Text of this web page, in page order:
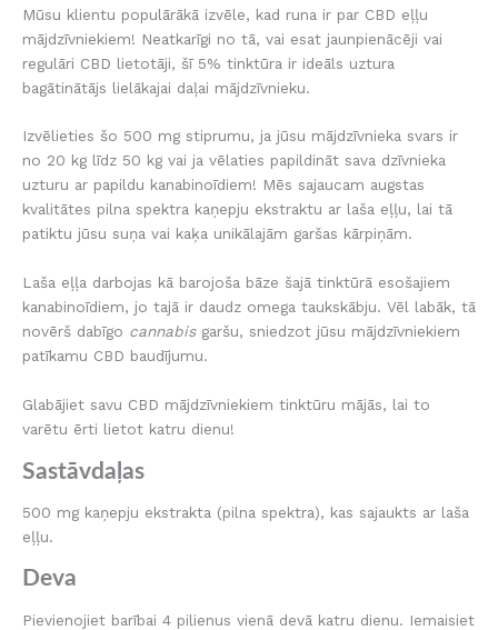
Mūsu klientu populārākā izvēle, kad runa ir par CBD eļļu
mājdzīvniekiem! Neatkarīgi no tā, vai esat jaunpienācēji vai
regulāri CBD lietotāji, šī 5% tinktūra ir ideāls uztura
bagātinātājs lielākajai daļai mājdzīvnieku.
Izvēlieties šo 500 mg stiprumu, ja jūsu mājdzīvnieka svars ir
no 20 kg līdz 50 kg vai ja vēlaties papildināt sava dzīvnieka
uzturu ar papildu kanabinoīdiem! Mēs sajaucam augstas
kvalitātes pilna spektra kaņepju ekstraktu ar laša eļļu, lai tā
patiktu jūsu suņa vai kaķa unikālajām garšas kārpiņām.
Laša eļļa darbojas kā barojoša bāze šajā tinktūrā esošajiem
kanabinoīdiem, jo tajā ir daudz omega taukskābju. Vēl labāk, tā
novērš dabīgo cannabisgaršu, sniedzot jūsu mājdzīvniekiem
patīkamu CBD baudījumu.
Glabājiet savu CBD mājdzīvniekiem tinktūru mājās, lai to
varētu ērti lietot katru dienu!
Sastāvdaļas
500 mg kaņepju ekstrakta (pilna spektra), kas sajaukts ar laša
eļļu.
Deva
Pievienojiet barībai 4 pilienus vienā devā katru dienu. Iemaisiet